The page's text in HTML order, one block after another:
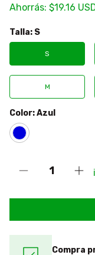
Ahorrás: $19.16
Talla: S
S
M
Color:Azul
Compra